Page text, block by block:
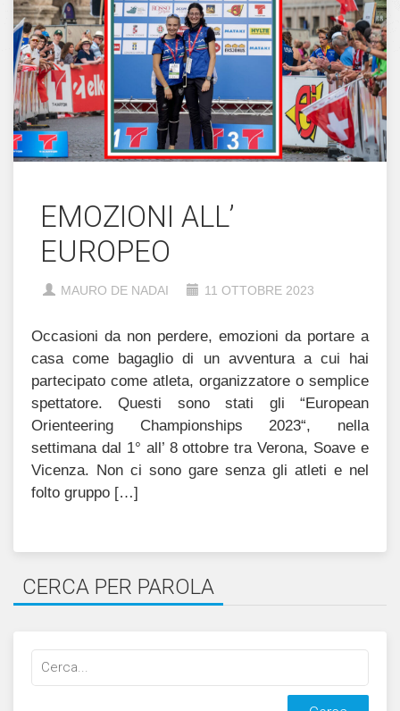
EMOZIONI ALL’
EUROPEO
MAURO DE NADAI 11 OTTOBRE 2023
Occasioni da non perdere, emozioni da portare a
casa come bagaglio di un avventura a cui hai
partecipato come atleta, organizzatore o semplice
spettatore. Questi sono stati gli “European
Orienteering Championships 2023“, nella
settimana dal 1° all’ 8 ottobre tra Verona, Soave e
Vicenza. Non ci sono gare senza gli atleti e nel
folto gruppo […]
CERCA PER PAROLA
Cerca
qualcosa: